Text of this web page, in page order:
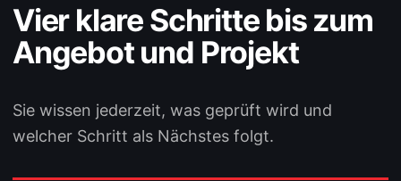
Vier klare Schritte bis zum
Angebot und Projekt
Sie wissen jederzeit, was geprüft wird und
welcher Schritt als Nächstes folgt.